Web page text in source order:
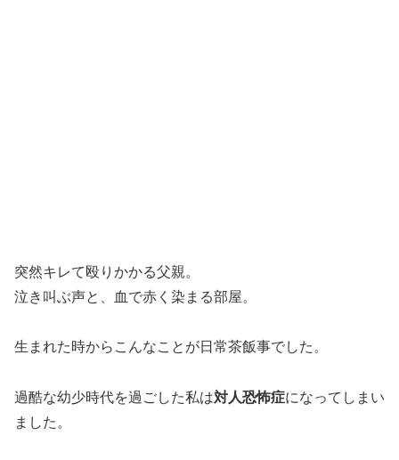
突然キレて殴りかかる父親。
泣き叫ぶ声と、血で赤く染まる部屋。
生まれた時からこんなことが日常茶飯事でした。
過酷な幼少時代を過ごした私は対人恐怖症になってしまい
ました。